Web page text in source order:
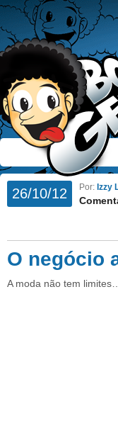
26/10/12 Por: Izzy
O negócio
A moda não tem limites…